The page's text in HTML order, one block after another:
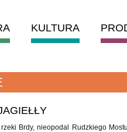
KULTURA
Brdy, nieopodal Rudzkiego